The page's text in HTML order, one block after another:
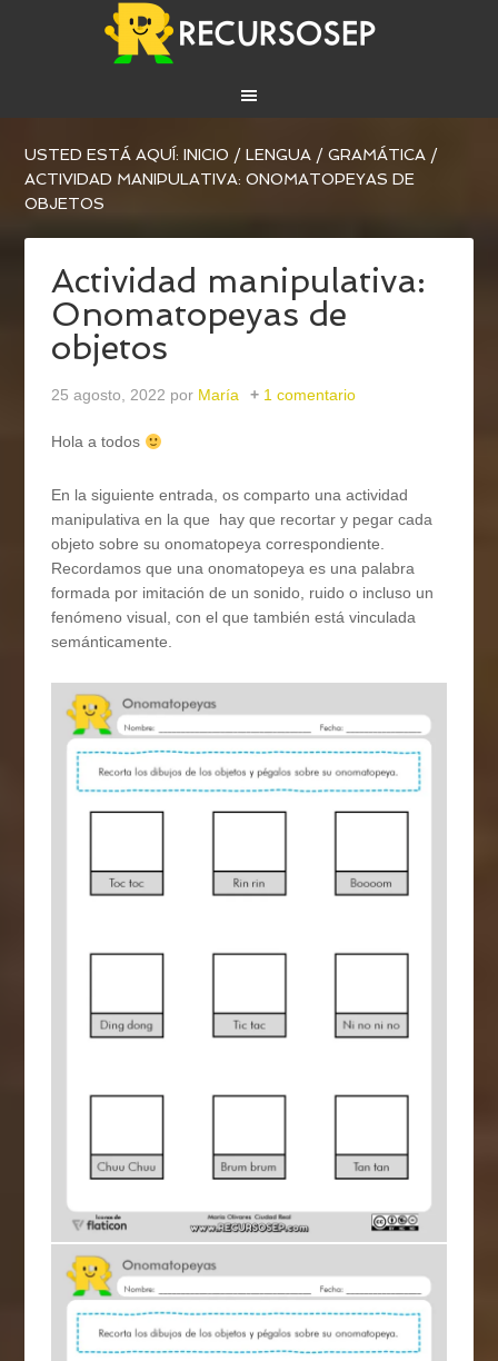
USTED ESTÁ AQUÍ:INICIO / LENGUA / GRAMÁTICA /
ACTIVIDAD MANIPULATIVA: ONOMATOPEYAS DE
OBJETOS
Actividad manipulativa:
Onomatopeyas de
objetos
25 agosto, 2022 por María 1 comentario
Hola a todos
En la siguiente entrada, os comparto una actividad
manipulativa en la que hay que recortar y pegar cada
objeto sobre su onomatopeya correspondiente.
Recordamos que una onomatopeya es una palabra
formada por imitación de un sonido, ruido o incluso un
fenómeno visual, con el que también está vinculada
semánticamente.